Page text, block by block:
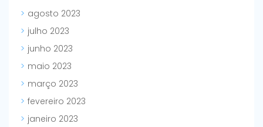
agosto 2023
julho 2023
junho 2023
maio 2023
março 2023
fevereiro 2023
janeiro 2023